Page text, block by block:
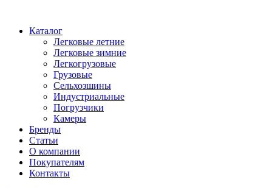
Каталог
Легковые летние
Легковые зимние
Легкогрузовые
Грузовые
Сельхозшины
Индустриальные
Погрузчики
Камеры
Бренды
Статьи
О компании
Покупателям
Контакты